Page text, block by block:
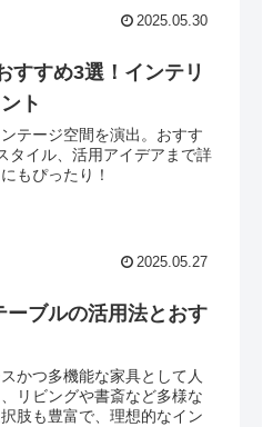
2025.05.30
すすめ3選！インテリ
ト
テージ空間を演出。おすす
タイル、活用アイデアまで詳
もぴったり！
2025.05.27
ーブルの活用法とおす
かつ多機能な家具として人
リビングや書斎など多様な
肢も豊富で、理想的なイン